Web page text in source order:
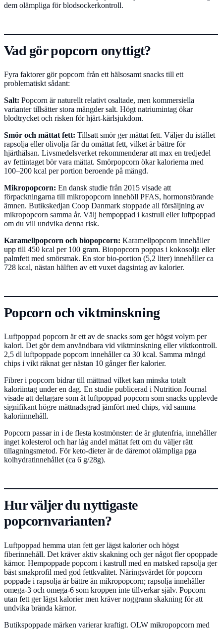
dem olämpliga för blodsockerkontroll.
Vad gör popcorn onyttigt?
Fyra faktorer gör popcorn från ett hälsosamt snacks till ett
problematiskt sådant:
Salt: Popcorn är naturellt relativt osaltade, men kommersiella
varianter tillsätter stora mängder salt. Högt natriumintag ökar
blodtrycket och risken för hjärt-kärlsjukdom.
Smör och mättat fett: Tillsatt smör ger mättat fett. Väljer du istället
rapsolja eller olivolja får du omättat fett, vilket är bättre för
hjärthälsan. Livsmedelsverket rekommenderar att max en tredjedel
av fettintaget bör vara mättat. Smörpopcorn ökar kalorierna med
100–200 kcal per portion beroende på mängd.
Mikropopcorn: En dansk studie från 2015 visade att
förpackningarna till mikropopcorn innehöll PFAS, hormonstörande
ämnen. Butikskedjan Coop Danmark stoppade all försäljning av
mikropopcorn samma år. Välj hempoppad i kastrull eller luftpoppad
om du vill undvika denna risk.
Karamellpopcorn och biopopcorn: Karamellpopcorn innehåller
upp till 450 kcal per 100 gram. Biopopcorn poppas i kokosolja eller
palmfett med smörsmak. En stor bio-portion (5,2 liter) innehåller ca
728 kcal, nästan hälften av ett vuxet dagsintag av kalorier.
Popcorn och viktminskning
Luftpoppad popcorn är ett av de snacks som ger högst volym per
kalori. Det gör dem användbara vid viktminskning eller viktkontroll.
2,5 dl luftpoppade popcorn innehåller ca 30 kcal. Samma mängd
chips i vikt räknat ger nästan 10 gånger fler kalorier.
Fibrer i popcorn bidrar till mättnad vilket kan minska totalt
kaloriintag under en dag. En studie publicerad i Nutrition Journal
visade att deltagare som åt luftpoppad popcorn som snacks upplevde
signifikant högre mättnadsgrad jämfört med chips, vid samma
kaloriinnehåll.
Popcorn passar in i de flesta kostmönster: de är glutenfria, innehåller
inget kolesterol och har låg andel mättat fett om du väljer rätt
tillagningsmetod. För keto-dieter är de däremot olämpliga pga
kolhydratinnehållet (ca 6 g/28g).
Hur väljer du nyttigaste
popcornvarianten?
Luftpoppad hemma utan fett ger lägst kalorier och högst
fiberinnehåll. Det kräver aktiv skakning och ger något fler opoppade
kärnor. Hempoppade popcorn i kastrull med en matsked rapsolja ger
bäst smakprofil med god fettkvalitet. Näringsvärdet för popcorn
poppade i rapsolja är bättre än mikropopcorn; rapsolja innehåller
omega-3 och omega-6 som kroppen inte tillverkar själv. Popcorn
utan fett ger lägst kalorier men kräver noggrann skakning för att
undvika brända kärnor.
Butikspoppade märken varierar kraftigt. OLW mikropopcorn med